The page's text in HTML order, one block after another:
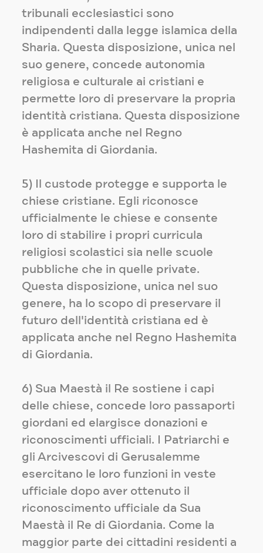
tribunali ecclesiastici sono
indipendenti dalla legge islamica della
Sharia. Questa disposizione, unica nel
suo genere, concede autonomia
religiosa e culturale ai cristiani e
permette loro di preservare la propria
identità cristiana. Questa disposizione
è applicata anche nel Regno
Hashemita di Giordania.
5) Il custode protegge e supporta le
chiese cristiane. Egli riconosce
ufficialmente le chiese e consente
loro di stabilire i propri curricula
religiosi scolastici sia nelle scuole
pubbliche che in quelle private.
Questa disposizione, unica nel suo
genere, ha lo scopo di preservare il
futuro dell'identità cristiana ed è
applicata anche nel Regno Hashemita
di Giordania.
6) Sua Maestà il Re sostiene i capi
delle chiese, concede loro passaporti
giordani ed elargisce donazioni e
riconoscimenti ufficiali. I Patriarchi e
gli Arcivescovi di Gerusalemme
esercitano le loro funzioni in veste
ufficiale dopo aver ottenuto il
riconoscimento ufficiale da Sua
Maestà il Re di Giordania. Come la
maggior parte dei cittadini residenti a